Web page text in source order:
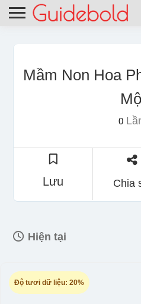
Mầm Non Hoa
0
Lưu Chia
Hiện tại
Độ tươi dữ liệu: 20%